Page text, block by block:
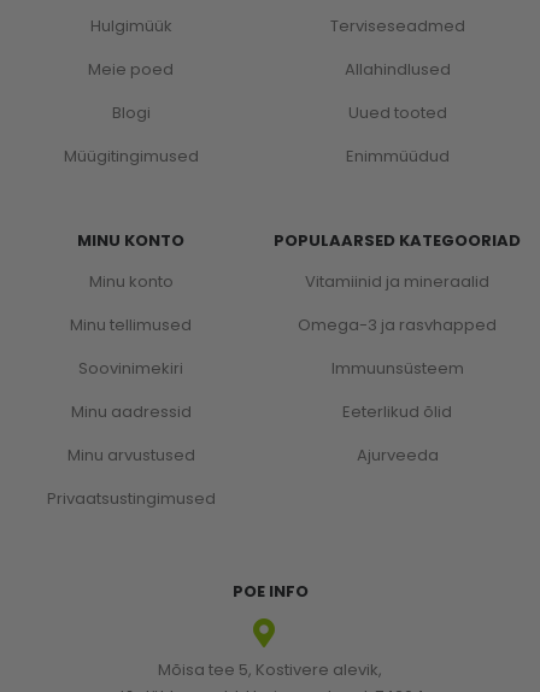
Hulgimüük
Meie poed
Blogi
Müügitingimused
MINU KONTO
Minu konto
Minu tellimused
Soovinimekiri
Minu aadressid
Minu arvustused
Privaatsustingimused
Terviseseadmed
Allahindlused
Uued tooted
Enimmüüdud
POPULAARSED KATEGOORIAD
Vitamiinid ja mineraalid
Omega-3 ja rasvhapped
Immuunsüsteem
Eeterlikud õlid
Ajurveeda
POE INFO
Mõisa tee 5, Kostivere alevik,